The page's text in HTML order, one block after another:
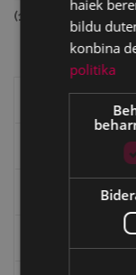
(11432448 bytes)
"Eibar" rebista
Goi Argi
haiek
bildu
konbina
politika